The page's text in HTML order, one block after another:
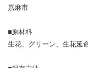
嘉麻市
■原材料
生花、グリーン、生花延